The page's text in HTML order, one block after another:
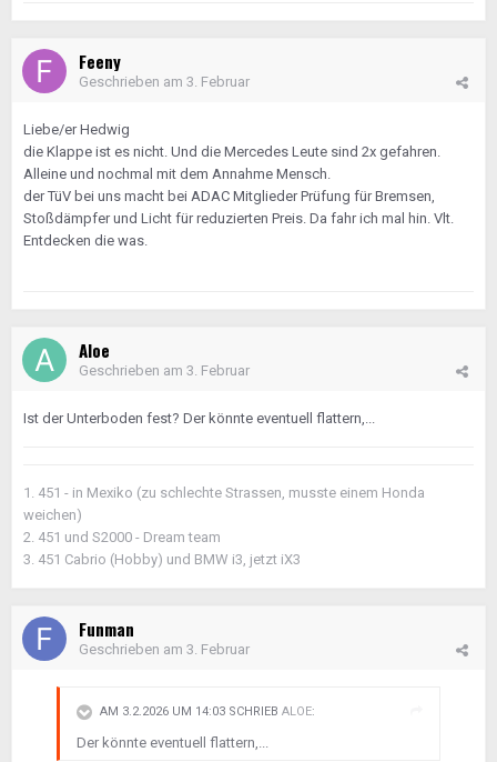
Feeny
Geschrieben am 3. Februar
Liebe/er Hedwig
die Klappe ist es nicht. Und die Mercedes Leute sind 2x gefahren.
Alleine und nochmal mit dem Annahme Mensch.
der TüV bei uns macht bei ADAC Mitglieder Prüfung für Bremsen,
Stoßdämpfer und Licht für reduzierten Preis. Da fahr ich mal hin. Vlt.
Entdecken die was.
Aloe
Geschrieben am 3. Februar
Ist der Unterboden fest? Der könnte eventuell flattern,...
1. 451 - in Mexiko (zu schlechte Strassen, musste einem Honda
weichen)
2. 451 und S2000 - Dream team
3. 451 Cabrio (Hobby) und BMW i3, jetzt iX3
Funman
Geschrieben am 3. Februar
AM 3.2.2026 UM 14:03 SCHRIEB ALOE:
Der könnte eventuell flattern,...